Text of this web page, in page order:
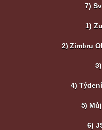
7)
1)
2) Zimbru
4)
5)
6)